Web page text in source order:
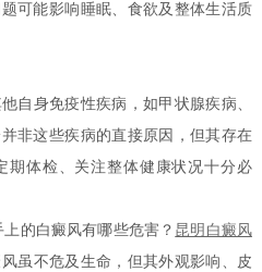
可能影响睡眠、食欲及整体生活质
自身免疫性疾病，如甲状腺疾病、
非这些疾病的直接原因，但其存在
期体检、关注整体健康状况十分必
的白癜风有哪些危害？ 昆明白癜风
虽不危及生命，但其外观影响、皮